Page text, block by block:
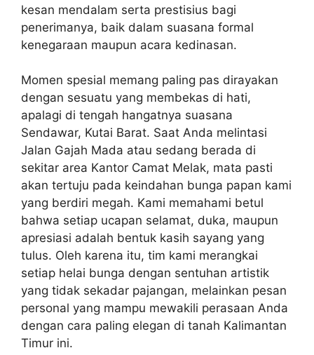
kesan mendalam serta prestisius bagi
penerimanya, baik dalam suasana formal
kenegaraan maupun acara kedinasan.
Momen spesial memang paling pas dirayakan
dengan sesuatu yang membekas di hati,
apalagi di tengah hangatnya suasana
Sendawar, Kutai Barat. Saat Anda melintasi
Jalan Gajah Mada atau sedang berada di
sekitar area Kantor Camat Melak, mata pasti
akan tertuju pada keindahan bunga papan kami
yang berdiri megah. Kami memahami betul
bahwa setiap ucapan selamat, duka, maupun
apresiasi adalah bentuk kasih sayang yang
tulus. Oleh karena itu, tim kami merangkai
setiap helai bunga dengan sentuhan artistik
yang tidak sekadar pajangan, melainkan pesan
personal yang mampu mewakili perasaan Anda
dengan cara paling elegan di tanah Kalimantan
Timur ini.